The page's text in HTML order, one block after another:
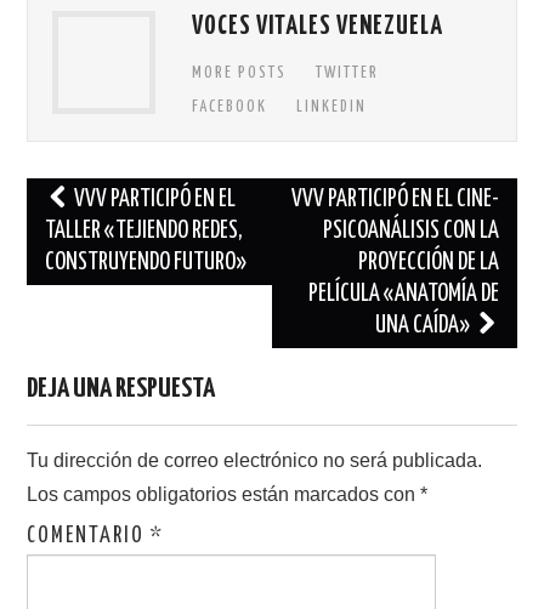
VOCES VITALES VENEZUELA
MORE POSTS
TWITTER
FACEBOOK
LINKEDIN
Navegación
de
entradas
VVV PARTICIPÓ EN EL
TALLER «TEJIENDO REDES,
CONSTRUYENDO FUTURO»
VVV PARTICIPÓ EN EL CINE-
PSICOANÁLISIS CON LA
PROYECCIÓN DE LA
PELÍCULA «ANATOMÍA DE
UNA CAÍDA»
DEJA UNA RESPUESTA
Tu dirección de correo electrónico no será publicada.
Los campos obligatorios están marcados con*
COMENTARIO*